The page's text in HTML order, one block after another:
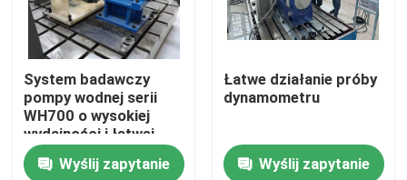
Do domu
Produkty
O nas
System badawczy
pompy wodnej serii
WH700 o wysokiej
wydajności i łatwej
pracy
Wyślij zapytanie
Łatwe działanie próby
dynamometru
Wyślij zapytanie